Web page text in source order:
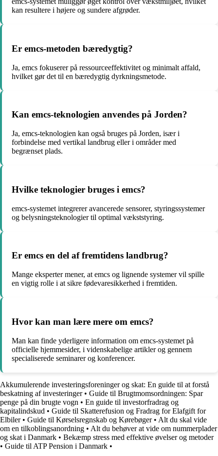
kan resultere i højere og sundere afgrøder.
Er emcs-metoden bæredygtig?
Ja, emcs fokuserer på ressourceeffektivitet og minimalt affald,
hvilket gør det til en bæredygtig dyrkningsmetode.
Kan emcs-teknologien anvendes på Jorden?
Ja, emcs-teknologien kan også bruges på Jorden, især i
forbindelse med vertikal landbrug eller i områder med
begrænset plads.
Hvilke teknologier bruges i emcs?
emcs-systemet integrerer avancerede sensorer, styringssystemer
og belysningsteknologier til optimal vækststyring.
Er emcs en del af fremtidens landbrug?
Mange eksperter mener, at emcs og lignende systemer vil spille
en vigtig rolle i at sikre fødevaresikkerhed i fremtiden.
Hvor kan man lære mere om emcs?
Man kan finde yderligere information om emcs-systemet på
officielle hjemmesider, i videnskabelige artikler og gennem
specialiserede seminarer og konferencer.
Akkumulerende investeringsforeninger og skat: En guide til at forstå
beskatning af investeringer• Guide til Brugtmomsordningen: Spar
penge på din brugte vogn • En guide til investorfradrag og
kapitalindskud • Guide til Skatterefusion og Fradrag for Elafgift for
Elbiler• Guide til Kørselsregnskab og Kørebøger• Alt du skal vide
om en tilkoblingsanordning • Alt du behøver at vide om nummerplader
og skat i Danmark • Bekæmp stress med effektive øvelser og metoder
• Guide til ATP Pension i Danmark •